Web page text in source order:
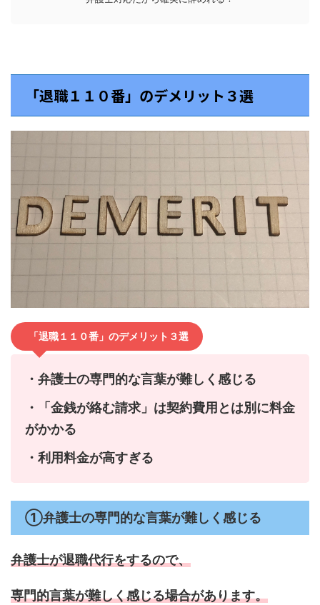
「退職１１０番」のデメリット３選
「退職１１０番」のデメリット３選
・弁護士の専門的な言葉が難しく感じる
・「金銭が絡む請求」は契約費用とは別に料金
がかかる
・利用料金が高すぎる
①弁護士の専門的な言葉が難しく感じる
弁護士が退職代行をするので、
専門的言葉が難しく感じる場合があります。